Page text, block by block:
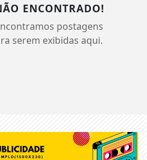
ENCONTRADO!
postagens
serem exibidas aqui.